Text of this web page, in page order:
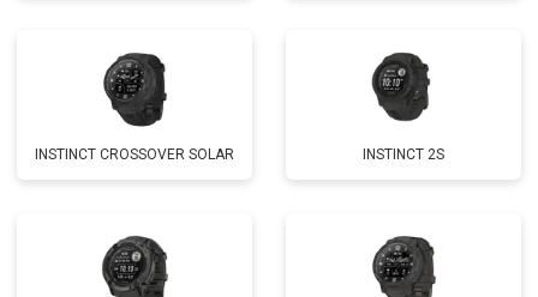
INSTINCT CROSSOVER SOLAR INSTINCT 2S